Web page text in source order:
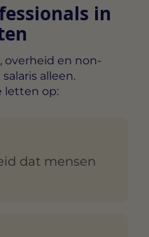
in
overheid en non-
alleen.
letten op:
dat mensen